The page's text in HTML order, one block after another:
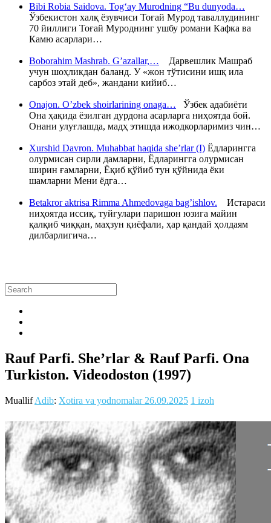
Bibi Robia Saidova. Tog‘ay Murodning “Bu dunyoda…
Ўзбекистон халқ ёзувчиси Тоғай Мурод таваллудининг
70 йиллиги Тоғай Муроднинг ушбу романи Кафка ва
Камю асарлари…
Boborahim Mashrab. G’azallar,… Дарвешлик Машраб
учун шоҳликдан баланд. У «жон тўтисини ишқ ила
сарбоз этай деб», жандани кийиб…
Onajon. O’zbek shoirlarining onaga… Ўзбек адабиёти
Она ҳақида ёзилган дурдона асарларга ниҳоятда бой.
Онани улуғлашда, мадҳ этишда ижодкорларимиз чин…
Xurshid Davron. Muhabbat haqida she’rlar (I) Ёдларингга
олурмисан сирли дамларни, Ёдларингга олурмисан
ширин ғамларни, Ёқиб қўйиб тун қўйнида ёки
шамларни Мени ёдга…
Betakror aktrisa Rimma Ahmedovaga bag’ishlov. Истараси
ниҳоятда иссиқ, туйғулари паришон юзига майин
қалқиб чиққан, маҳзун қиёфали, ҳар қандай ҳолдаям
дилбарлигича…
Rauf Parfi. She’rlar & Rauf Parfi. Ona
Turkiston. Videodoston (1997)
MuallifAdib: Xotira va yodnomalar 26.09.2025 1 izoh